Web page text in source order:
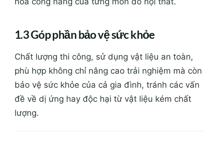
1.3 Góp phần bảo vệ sức khỏe
Chất lượng thi công, sử dụng vật liệu an toàn,
phù hợp không chỉ nâng cao trải nghiệm mà còn
bảo vệ sức khỏe của cả gia đình, tránh các vấn
đề về dị ứng hay độc hại từ vật liệu kém chất
lượng.